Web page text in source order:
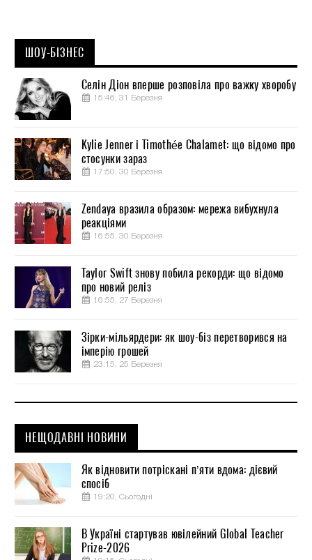
ШОУ-БІЗНЕС
Селін Діон вперше розповіла про важку хворобу
15:46, 31 Березня
Kylie Jenner і Timothée Chalamet: що відомо про
стосунки зараз
17:50, 30 Березня
Zendaya вразила образом: мережа вибухнула
реакціями
16:55, 30 Березня
Taylor Swift знову побила рекорди: що відомо
про новий реліз
16:55, 27 Березня
Зірки-мільярдери: як шоу-біз перетворився на
імперію грошей
23:15, 25 Березня
НЕЩОДАВНІ НОВИНИ
Як відновити потріскані п’яти вдома: дієвий
спосіб
19:20, Сьогодні
В Україні стартував ювілейний Global Teacher
Prize-2026